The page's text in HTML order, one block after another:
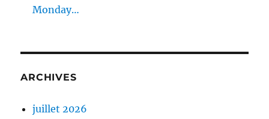
Monday…
ARCHIVES
juillet 2026